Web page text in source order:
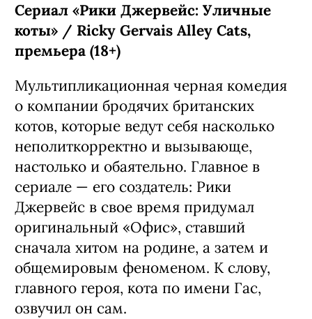
Сериал «Рики Джервейс: Уличные
коты» / Ricky Gervais Alley Cats,
премьера (18+)
Мультипликационная черная комедия
о компании бродячих британских
котов, которые ведут себя насколько
неполиткорректно и вызывающе,
настолько и обаятельно. Главное в
сериале — его создатель: Рики
Джервейс в свое время придумал
оригинальный «Офис», ставший
сначала хитом на родине, а затем и
общемировым феноменом. К слову,
главного героя, кота по имени Гас,
озвучил он сам.